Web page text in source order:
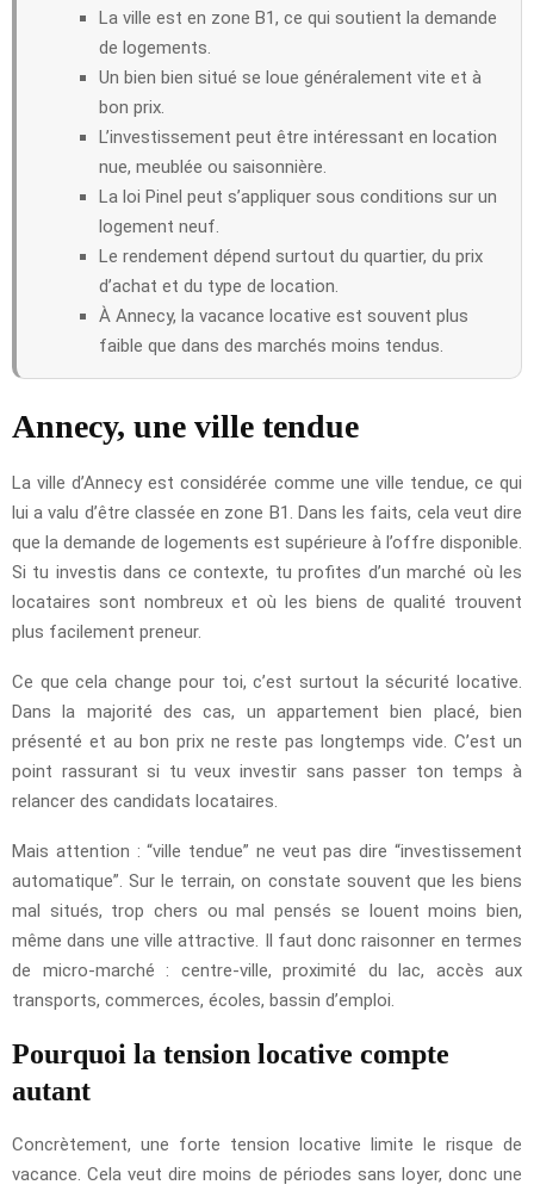
La ville est en zone B1, ce qui soutient la demande
de logements.
Un bien bien situé se loue généralement vite et à
bon prix.
L’investissement peut être intéressant en location
nue, meublée ou saisonnière.
La loi Pinel peut s’appliquer sous conditions sur un
logement neuf.
Le rendement dépend surtout du quartier, du prix
d’achat et du type de location.
À Annecy, la vacance locative est souvent plus
faible que dans des marchés moins tendus.
Annecy, une ville tendue
La ville d’Annecy est considérée comme une ville tendue, ce qui
lui a valu d’être classée en zone B1. Dans les faits, cela veut dire
que la demande de logements est supérieure à l’offre disponible.
Si tu investis dans ce contexte, tu profites d’un marché où les
locataires sont nombreux et où les biens de qualité trouvent
plus facilement preneur.
Ce que cela change pour toi, c’est surtout la sécurité locative.
Dans la majorité des cas, un appartement bien placé, bien
présenté et au bon prix ne reste pas longtemps vide. C’est un
point rassurant si tu veux investir sans passer ton temps à
relancer des candidats locataires.
Mais attention : “ville tendue” ne veut pas dire “investissement
automatique”. Sur le terrain, on constate souvent que les biens
mal situés, trop chers ou mal pensés se louent moins bien,
même dans une ville attractive. Il faut donc raisonner en termes
de micro-marché : centre-ville, proximité du lac, accès aux
transports, commerces, écoles, bassin d’emploi.
Pourquoi la tension locative compte
autant
Concrètement, une forte tension locative limite le risque de
vacance. Cela veut dire moins de périodes sans loyer, donc une